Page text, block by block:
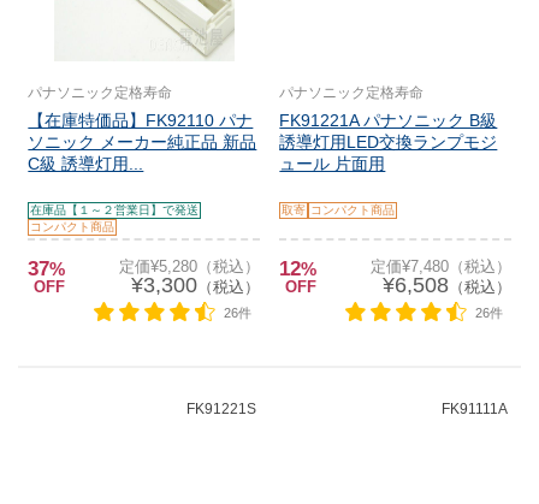
パナソニック定格寿命
【在庫特価品】FK92110 パナ
ソニック メーカー純正品 新品
C級 誘導灯用...
在庫品【１～２営業日】で発送
コンパクト商品
37%
OFF
定価¥5,280（税込）
¥3,300（税込）
26件
パナソニック定格寿命
FK91221A パナソニック B級
誘導灯用LED交換ランプモジ
ュール 片面用
取寄 コンパクト商品
12%
OFF
定価¥7,480（税込）
¥6,508（税込）
26件
FK91221S FK91111A